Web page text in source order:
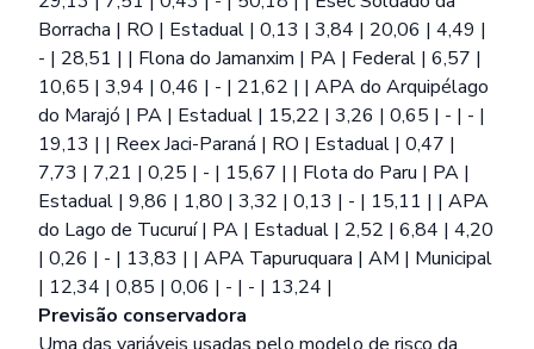
Borracha | RO | Estadual | 0,13 | 3,84 | 20,06 | 4,49 |
- | 28,51 | | Flona do Jamanxim | PA | Federal | 6,57 |
10,65 | 3,94 | 0,46 | - | 21,62 | | APA do Arquipélago
do Marajó | PA | Estadual | 15,22 | 3,26 | 0,65 | - | - |
19,13 | | Reex Jaci-Paraná | RO | Estadual | 0,47 |
7,73 | 7,21 | 0,25 | - | 15,67 | | Flota do Paru | PA |
Estadual | 9,86 | 1,80 | 3,32 | 0,13 | - | 15,11 | | APA
do Lago de Tucuruí | PA | Estadual | 2,52 | 6,84 | 4,20
| 0,26 | - | 13,83 | | APA Tapuruquara | AM | Municipal
| 12,34 | 0,85 | 0,06 | - | - | 13,24 |
Previsão conservadora